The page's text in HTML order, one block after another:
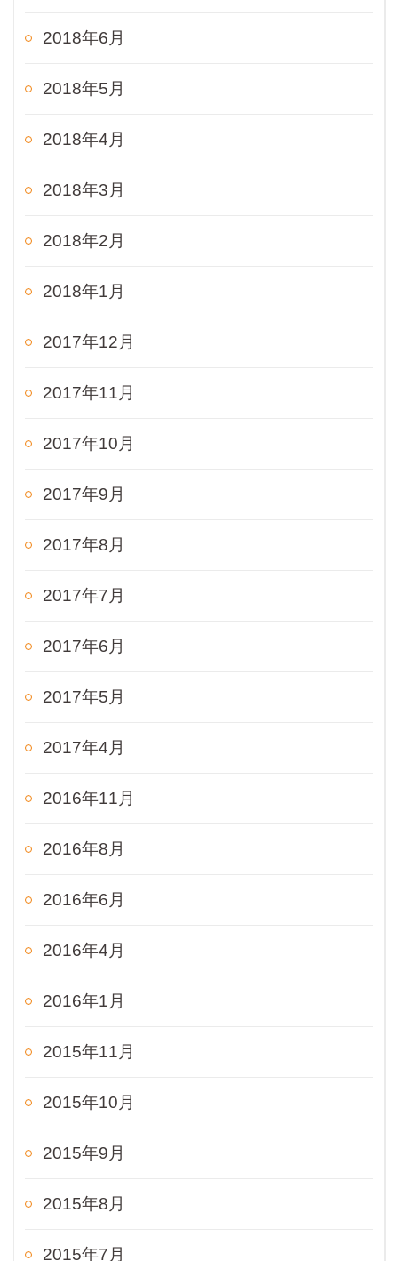
2018年6月
2018年5月
2018年4月
2018年3月
2018年2月
2018年1月
2017年12月
2017年11月
2017年10月
2017年9月
2017年8月
2017年7月
2017年6月
2017年5月
2017年4月
2016年11月
2016年8月
2016年6月
2016年4月
2016年1月
2015年11月
2015年10月
2015年9月
2015年8月
2015年7月